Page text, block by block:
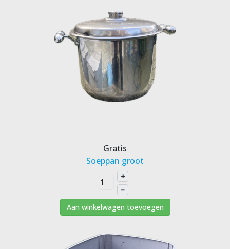
Gratis
Soeppan groot
+
–
Aan winkelwagen toevoegen